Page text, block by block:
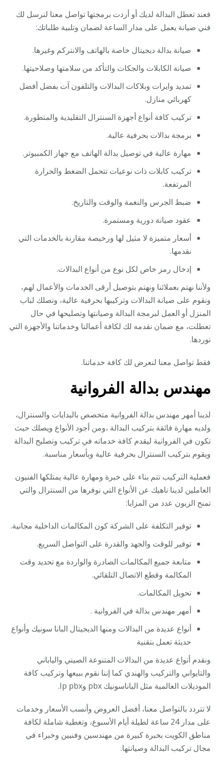
فعند تعطل البدالة لديك أو أردت برمجتها تواصل معنا لنرسل لك
فني صيانة يعمل على مدار الساعة لضمان وتلبية طلباتك:
صيانة بدالة ديجيتال خاصة بالهاتف والانتركم وغيرها.
صيانة الكابلات والجكات والتأكد من سلامتها وصلاحيتها.
تمديد وايرات وبلاكات البدالات والتلفون آت بفضل أفضل
كهربائي منازل.
تركيب كافة أنواع أجهزة السنترال التقليدية والمتطورة.
برمجة بدالات بحرفية عالية.
مهارة عالية في توصيل بدالة الهاتف مع جهاز الكمبيوتر.
تركيب كابلات ذات نوعيات تتحمل الضغط والحرارة
المرتفعة.
ضبط الجرس والنغمة والوقت والتاريخ.
عقود صيانة دورية ومستمرة.
أسعار متميزة لا مثيل لها ورخيصة مقارنة بالخدمات التي
نقدمها.
إدخال رمز خاص لكل نوع من أنواع البدالات.
ولأننا نهتم بعملائنا ونهتم بتوصيل أرقى الخدمات والأعمال لهم،
ونقوم على صيانة البدالات وتركيبها بحرفية عالية، ونصلك لباب
المنزل أو العمل لبرمجة البدالة وصيانتها وتصليحها في حال
تعطلت، مع ضمان نقدمه لك لكافة أعمالنا وخدماتنا والأجهزة التي
نوردها.
فقط تواصل معنا لنعرض لك كافة خدماتنا.
مهندس بدالة الفروانية
لدينا أمهر مهندس بدالة الفروانية متخصص بالبدايات والسنترال،
ولديه مهارة فائقة بتركيب البدالة ،ومن أجود الأنواع ويصلك حيث
تكون في الفروانية ليقدم كافة خدماته في تركيب وتصليح البدالة
ويقوم بتركيب السنترال بحرفية عالية وبأسعار مناسبة.
فعملية التركيب تتم بناء على خبرة ومهارة عالية يمتلكها الفنيون
العاملين لدينا ناهيك عن الأنواع التي نوفرها من السنترال والتي
تمنح الزبون عدد من المزايا:
توفير التكلفة على الشركة كون المكالمات الداخلية مجانية.
توفير للوقت والجهد والقدرة على التواصل السريع.
متابعة جميع المكالمات الصادرة والواردة مع تحديد وقت
المكالمة وقطع الاتصال التلقائي.
تحويل المكالمات.
أمهر مهندس بدالة في الفروانية .
أنواع عديدة من البدالات ومنها الديجيتال البانا سونيك وأنواع
حديثة تعمل بتقنية
ونقدم أنواع عديدة من البدالات المتنوعة الصيني والياباني
والتايواني والتركيب والهندي كما إننا نقوم ببيعها وتركيب كافة
الموديلات العالمية مثل الباناسونيك pbx وIp pbx.
لا تتردد بالتواصل معنا، أفضل العروض وأنسب الأسعار وخدمات
على مدار 24 ساعة لطيلة أيام الأسبوع، وتغطية شاملة لكافة
مناطق الكويت بخبرة كبيرة من مهندسين وفنيين وخبراء في
مجال تركيب البدالة وصيانتها.